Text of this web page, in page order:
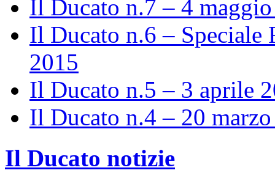
Il Ducato n.7 – 4
Il Ducato n.6 – Speciale
2015
Il Ducato n.5 – 3 aprile
Il Ducato n.4 – 20
Il Ducato notizie